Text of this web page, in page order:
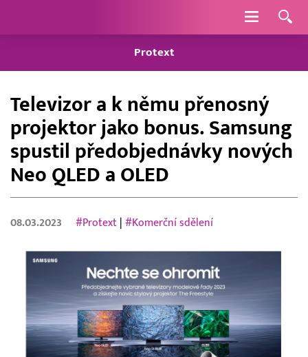
Navigace
Protext
Televizor a k němu přenosný
projektor jako bonus. Samsung
spustil předobjednávky nových
Neo QLED a OLED
08.03.2023 #Protext |#Komerční sdělení